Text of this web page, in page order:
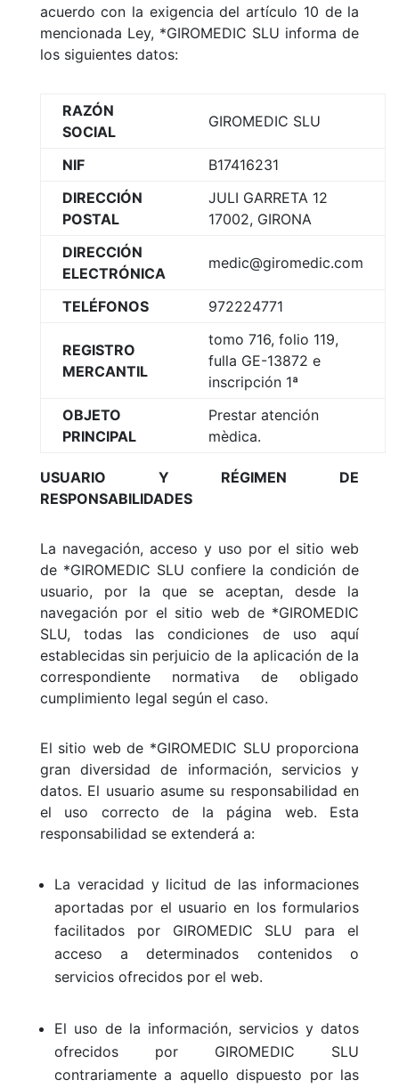
acuerdo con la exigencia del artículo 10 de la
mencionada Ley, *GIROMEDIC SLU informa de
los siguientes datos:
RAZÓN
SOCIAL
GIROMEDIC SLU
NIF
B17416231
DIRECCIÓN
POSTAL
JULI GARRETA 12
17002, GIRONA
DIRECCIÓN
ELECTRÓNICA
medic@giromedic.com
TELÉFONOS 972224771
REGISTRO
MERCANTIL
tomo 716, folio 119,
fulla GE-13872 e
inscripción 1ª
OBJETO
PRINCIPAL
Prestar atención
mèdica.
USUARIO Y RÉGIMEN DE
RESPONSABILIDADES
La navegación, acceso y uso por el sitio web
de *GIROMEDIC SLU confiere la condición de
usuario, por la que se aceptan, desde la
navegación por el sitio web de *GIROMEDIC
SLU, todas las condiciones de uso aquí
establecidas sin perjuicio de la aplicación de la
correspondiente normativa de obligado
cumplimiento legal según el caso.
El sitio web de *GIROMEDIC SLU proporciona
gran diversidad de información, servicios y
datos. El usuario asume su responsabilidad en
el uso correcto de la página web. Esta
responsabilidad se extenderá a:
La veracidad y licitud de las informaciones
aportadas por el usuario en los formularios
facilitados por GIROMEDIC SLU para el
acceso a determinados contenidos o
servicios ofrecidos por el web.
El uso de la información, servicios y datos
ofrecidos por GIROMEDIC SLU
contrariamente a aquello dispuesto por las